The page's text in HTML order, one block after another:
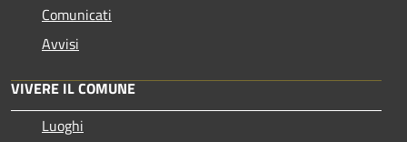
Comunicati
Avvisi
VIVERE IL COMUNE
Luoghi